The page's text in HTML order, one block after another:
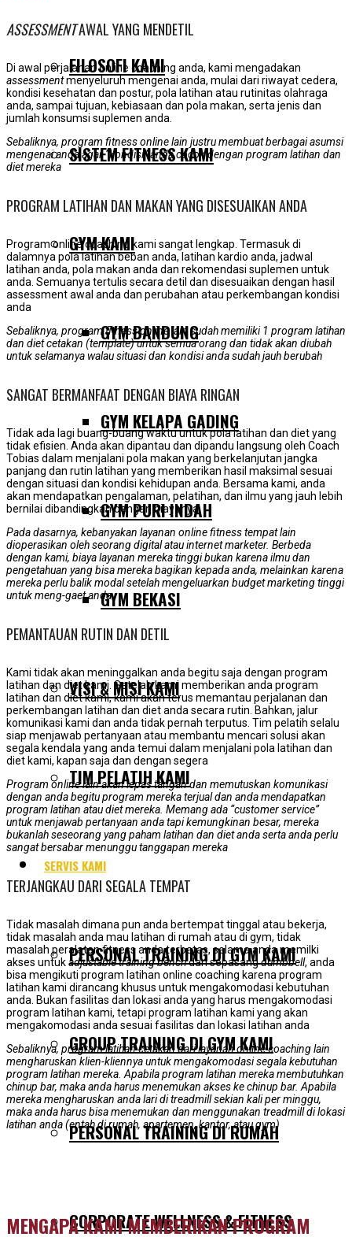
FILOSOFI KAMI
SISTEM FITNESS KAMI
GYM KAMI
GYM BANDUNG
GYM KELAPA GADING
GYM PURI INDAH
GYM BEKASI
VISI & MISI KAMI
TIM PELATIH KAMI
SERVIS KAMI
PERSONAL TRAINING DI GYM KAMI
GROUP TRAINING DI GYM KAMI
PERSONAL TRAINING DI RUMAH
CORPORATE WELLNESS & FITNESS
ASSESSMENTAWAL YANG MENDETIL
Di awal perjalanan online coaching anda, kami mengadakan
assessmentmenyeluruh mengenai anda, mulai dari riwayat cedera,
kondisi kesehatan dan postur, pola latihan atau rutinitas olahraga
anda, sampai tujuan, kebiasaan dan pola makan, serta jenis dan
jumlah konsumsi suplemen anda.
Sebaliknya, program fitness online lain justru membuat berbagai asumsi
mengenai anda agar “kondisi” anda cocok dengan program latihan dan
diet mereka
PROGRAM LATIHAN DAN MAKAN YANG DISESUAIKAN ANDA
Program online coaching kami sangat lengkap. Termasuk di
dalamnya pola latihan beban anda, latihan kardio anda, jadwal
latihan anda, pola makan anda dan rekomendasi suplemen untuk
anda. Semuanya tertulis secara detil dan disesuaikan dengan hasil
assessment awal anda dan perubahan atau perkembangan kondisi
anda
Sebaliknya, program fitness online lain sudah memiliki 1 program latihan
dan diet cetakan (template) untuk semua orang dan tidak akan diubah
untuk selamanya walau situasi dan kondisi anda sudah jauh berubah
SANGAT BERMANFAAT DENGAN BIAYA RINGAN
Tidak ada lagi buang-buang waktu untuk pola latihan dan diet yang
tidak efisien. Anda akan dipantau dan dipandu langsung oleh Coach
Tobias dalam menjalani pola makan yang berkelanjutan jangka
panjang dan rutin latihan yang memberikan hasil maksimal sesuai
dengan situasi dan kondisi kehidupan anda. Bersama kami, anda
akan mendapatkan pengalaman, pelatihan, dan ilmu yang jauh lebih
bernilai dibandingkan dengan biayanya
Pada dasarnya, kebanyakan layanan online fitness tempat lain
dioperasikan oleh seorang digital atau internet marketer. Berbeda
dengan kami, biaya layanan mereka tinggi bukan karena ilmu dan
pengetahuan yang bisa mereka bagikan kepada anda, melainkan karena
mereka perlu balik modal setelah mengeluarkan budget marketing tinggi
untuk meng-gaet anda
PEMANTAUAN RUTIN DAN DETIL
Kami tidak akan meninggalkan anda begitu saja dengan program
latihan dan diet kami. Setelah kami memberikan anda program
latihan dan diet kami, kami akan terus memantau perjalanan dan
perkembangan latihan dan diet anda secara rutin. Bahkan, jalur
komunikasi kami dan anda tidak pernah terputus. Tim pelatih selalu
siap menjawab pertanyaan atau membantu mencari solusi akan
segala kendala yang anda temui dalam menjalani pola latihan dan
diet kami, kapan saja dan dengan segera
Program online lain akan lepas tangan dan memutuskan komunikasi
dengan anda begitu program mereka terjual dan anda mendapatkan
program latihan atau diet mereka. Memang ada “customer service”
untuk menjawab pertanyaan anda tapi kemungkinan besar, mereka
bukanlah seseorang yang paham latihan dan diet anda serta anda perlu
sangat bersabar menunggu tanggapan mereka
TERJANGKAU DARI SEGALA TEMPAT
Tidak masalah dimana pun anda bertempat tinggal atau bekerja,
tidak masalah anda mau latihan di rumah atau di gym, tidak
masalah peralatan fitness anda terbatas, selama anda memilki
akses untukadjustable training benchdan sepasangdumbbell, anda
bisa mengikuti program latihan online coaching karena program
latihan kami dirancang khusus untuk mengakomodasi kebutuhan
anda. Bukan fasilitas dan lokasi anda yang harus mengakomodasi
program latihan kami, tetapi program latihan kami yang akan
mengakomodasi anda sesuai fasilitas dan lokasi latihan anda
Sebaliknya, program latihan cetakan dari layanan online coaching lain
mengharuskan klien-kliennya untuk mengakomodasi segala kebutuhan
program latihan mereka. Apabila program latihan mereka membutuhkan
chinup bar, maka anda harus menemukan akses ke chinup bar. Apabila
mereka mengharuskan anda lari di treadmill sekian kali per minggu,
maka anda harus bisa menemukan dan menggunakan treadmill di lokasi
latihan anda (entah di rumah, apartemen, kantor, atau gym)
MENGAPA KAMI MEMBERIKAN PROGRAM